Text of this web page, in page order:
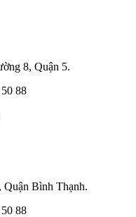
8, Quận 5.
88
Bình Thạnh.
88